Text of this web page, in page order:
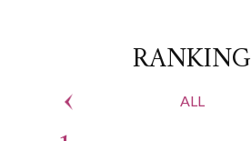
RANKING
ALL